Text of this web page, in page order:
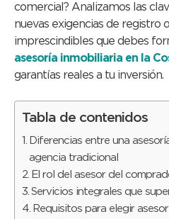
comercial? Analizamos las
nuevas exigencias de registro
imprescindibles que debes
asesoría inmobiliaria en la
garantías reales a tu inversión.
Tabla de contenidos
Diferencias entre una
agencia tradicional
El rol del asesor del
Servicios integrales que
Requisitos para elegir